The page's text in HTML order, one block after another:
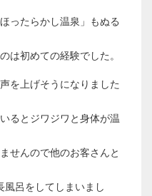
ったらかし温泉」もぬる
は初めての経験でした。
を上げそうになりました
るとジワジワと身体が温
せんので他のお客さんと
風呂をしてしまいまし